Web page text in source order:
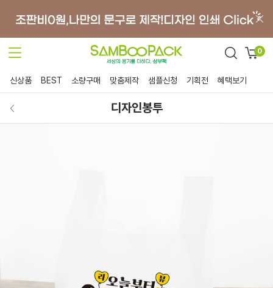
0
신상품 BEST 소량구매 맞춤제작 샘플신청 기획전 혜택보기
디자인봉투